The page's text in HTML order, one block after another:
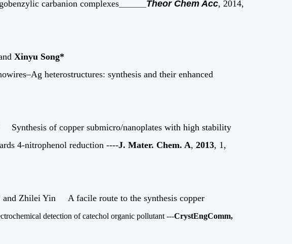
carbanion complexes
Theor Chem Acc, 2014,
Xinyu Song*
heterostructures: synthesis and their enhanced
of copper submicro/nanoplates with high stability
4-nitrophenol reduction ----J. Mater. Chem. A, 2013, 1,
and Zhilei Yin A facile route to the synthesis copper
detection of catechol organic pollutant ---CrystEngComm,